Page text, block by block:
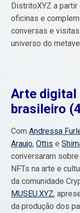
DistritoXYZ a
oficinas e
conversas e
universo do
Arte digital
brasileiro (
ComAndressa
Araujo,Ottis e
conversaram
NFTs na arte e
da comunidade
MUSEU.XYZ,
da produção dos